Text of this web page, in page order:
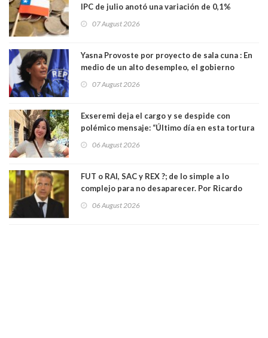
IPC de julio anotó una variación de 0,1%
07 August 2026
Yasna Provoste por proyecto de sala cuna : En
medio de un alto desempleo, el gobierno
07 August 2026
Exseremi deja el cargo y se despide con
polémico mensaje: “Último día en esta tortura
06 August 2026
FUT o RAI, SAC y REX ?; de lo simple a lo
complejo para no desaparecer. Por Ricardo
06 August 2026